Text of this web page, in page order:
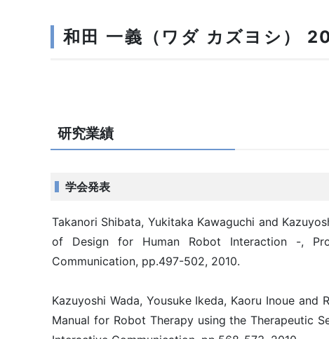
和田 一義（ワダ カズヨシ）
研究業績
学会発表
Takanori Shibata, Yukitaka Kawaguchi and
of Design for Human Robot Interaction -,
Communication, pp.497-502, 2010.
Kazuyoshi Wada, Yousuke Ikeda, Kaoru Inoue and
Manual for Robot Therapy using the Therapeutic